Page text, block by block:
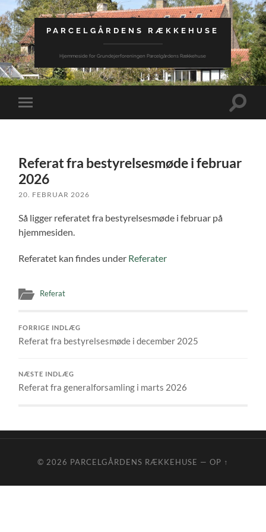
PARCELGÅRDENS RÆKKEHUSE
Hjemmeside for Grundejerforeningen Parcelgårdens Rækkehuse
Toggle
mobile
Toggle
Referat fra bestyrelsesmøde i februar
2026
20. FEBRUAR 2026
Så ligger referatet fra bestyrelsesmøde i februar på
hjemmesiden.
Referatet kan findes under Referater
Referat
FORRIGE INDLÆG
Referat fra bestyrelsesmøde i december 2025
NÆSTE INDLÆG
Referat fra generalforsamling i marts 2026
© 2026 PARCELGÅRDENS RÆKKEHUSE — OP ↑